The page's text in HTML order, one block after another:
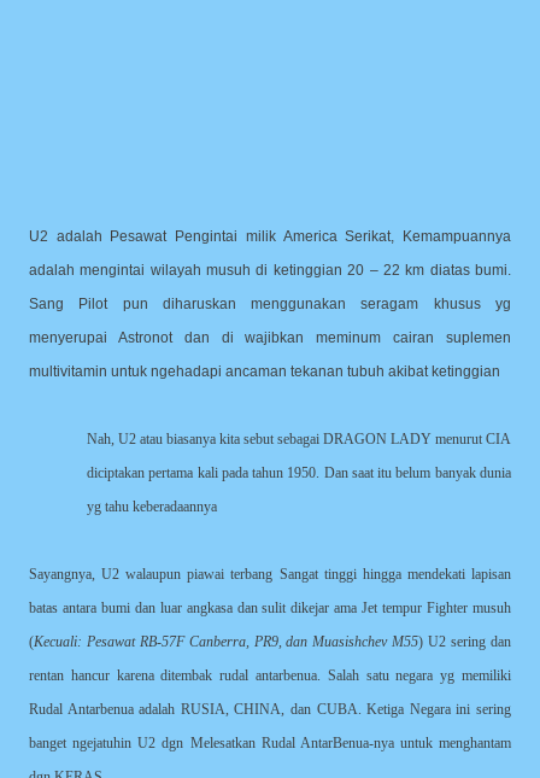
U2 adalah Pesawat Pengintai milik America Serikat, Kemampuannya
adalah mengintai wilayah musuh di ketinggian 20 – 22 km diatas bumi.
Sang Pilot pun diharuskan menggunakan seragam khusus yg
menyerupai Astronot dan di wajibkan meminum cairan suplemen
multivitamin untuk ngehadapi ancaman tekanan tubuh akibat ketinggian
Nah, U2 atau biasanya kita sebut sebagai DRAGON LADY menurut CIA
diciptakan pertama kali pada tahun 1950. Dan saat itu belum banyak dunia
yg tahu keberadaannya
Sayangnya, U2 walaupun piawai terbang Sangat tinggi hingga mendekati lapisan
batas antara bumi dan luar angkasa dan sulit dikejar ama Jet tempur Fighter musuh
(Kecuali: Pesawat RB-57F Canberra, PR9, dan Muasishchev M55) U2 sering dan
rentan hancur karena ditembak rudal antarbenua. Salah satu negara yg memiliki
Rudal Antarbenua adalah RUSIA, CHINA, dan CUBA. Ketiga Negara ini sering
banget ngejatuhin U2 dgn Melesatkan Rudal AntarBenua-nya untuk menghantam